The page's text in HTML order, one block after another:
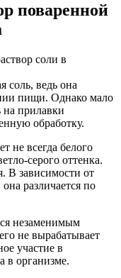
поваренной
соль, ведь она
пищи. Однако мало
на прилавки
обработку.
не всегда белого
серого оттенка.
В зависимости от
различается по
незаменимым
не вырабатывает
участие в
в организме.